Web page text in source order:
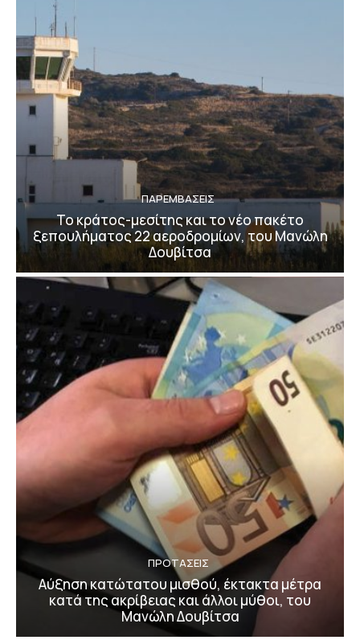
ΠΑΡΕΜΒΑΣΕΙΣ
Το κράτος-μεσίτης και το νέο πακέτο
ξεπουλήματος 22 αεροδρομίων, του Μανώλη
Δουβίτσα
ΠΡΟΤΑΣΕΙΣ
Αύξηση κατώτατου μισθού, έκτακτα μέτρα
κατά της ακρίβειας και άλλοι μύθοι, του
Μανώλη Δουβίτσα